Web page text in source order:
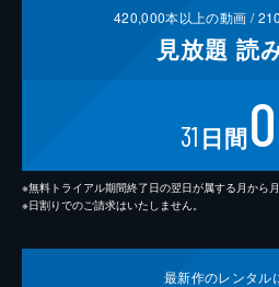
420,000本以上の動画 /210
見放題 読
31 日間0
※無料トライアル期間終了日の翌日が属する月から
※日割りでのご請求はいたしません。
最新作のレンタル